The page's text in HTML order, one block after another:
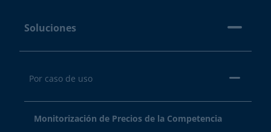
Soluciones
Por caso de uso
Monitorización de Precios de la Competencia